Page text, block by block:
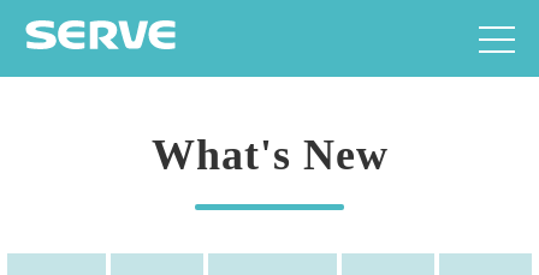
What's New